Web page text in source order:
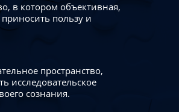
в котором объективная,
пользу и
пространство,
исследовательское
сознания.